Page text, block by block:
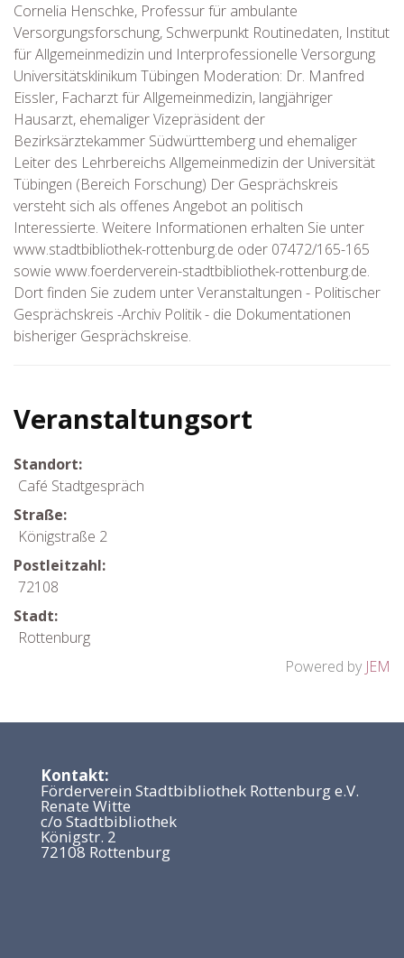
Cornelia Henschke, Professur für ambulante
Versorgungsforschung, Schwerpunkt Routinedaten, Institut
für Allgemeinmedizin und Interprofessionelle Versorgung
Universitätsklinikum Tübingen Moderation: Dr. Manfred
Eissler, Facharzt für Allgemeinmedizin, langjähriger
Hausarzt, ehemaliger Vizepräsident der
Bezirksärztekammer Südwürttemberg und ehemaliger
Leiter des Lehrbereichs Allgemeinmedizin der Universität
Tübingen (Bereich Forschung) Der Gesprächskreis
versteht sich als offenes Angebot an politisch
Interessierte. Weitere Informationen erhalten Sie unter
www.stadtbibliothek-rottenburg.de oder 07472/165-165
sowie www.foerderverein-stadtbibliothek-rottenburg.de.
Dort finden Sie zudem unter Veranstaltungen - Politischer
Gesprächskreis -Archiv Politik - die Dokumentationen
bisheriger Gesprächskreise.
Veranstaltungsort
Standort:
Café Stadtgespräch
Straße:
Königstraße 2
Postleitzahl:
72108
Stadt:
Rottenburg
Powered by JEM
Kontakt:
Förderverein Stadtbibliothek Rottenburg e.V.
Renate Witte
c/o Stadtbibliothek
Königstr. 2
72108 Rottenburg